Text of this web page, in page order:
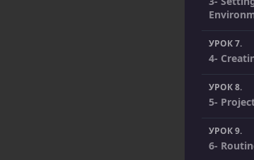
УРОК 7.
4-
УРОК 8.
5-
УРОК 9.
6-